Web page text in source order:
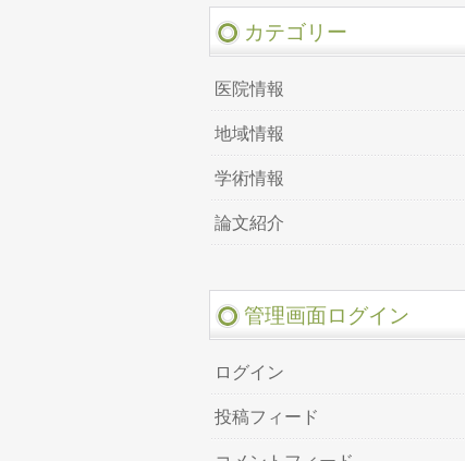
カテゴリー
医院情報
地域情報
学術情報
論文紹介
管理画面ログイン
ログイン
投稿フィード